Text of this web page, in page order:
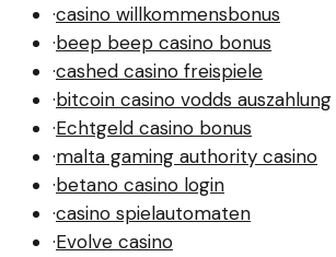
·casino willkommensbonus
·beep beep casino bonus
·cashed casino freispiele
·bitcoin casino vodds auszahlung
·Echtgeld casino bonus
·malta gaming authority casino
·betano casino login
·casino spielautomaten
·Evolve casino